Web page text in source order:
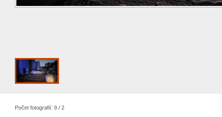
Počet fotografií: 9 / 2